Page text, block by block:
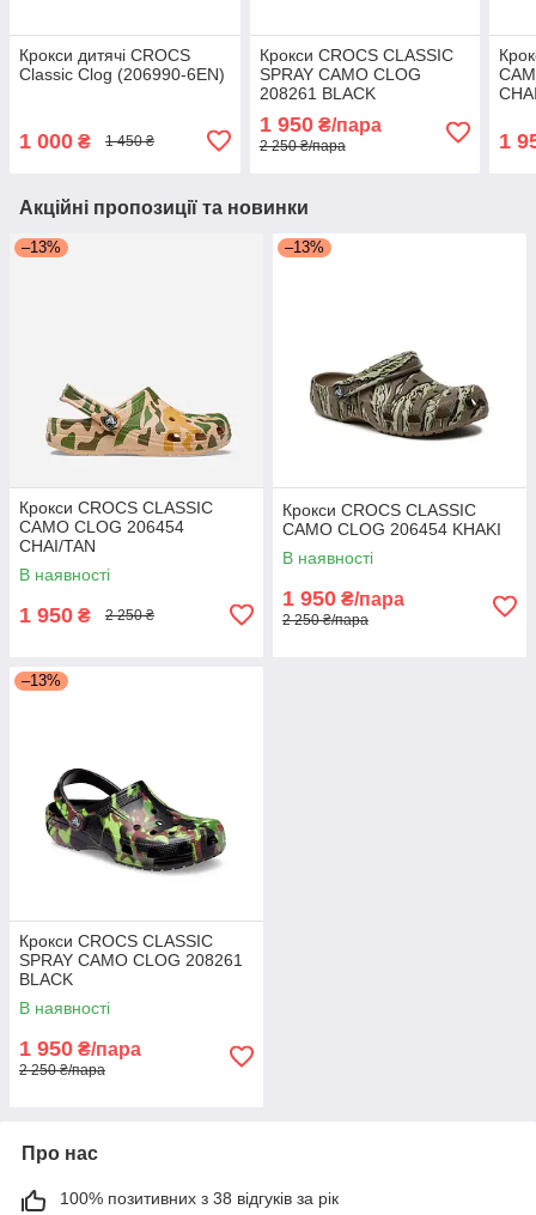
Крокси дитячі CROCS
Classic Clog (206990-6EN)
1 000 ₴ 1 450 ₴
Крокси CROCS CLASSIC
SPRAY CAMO CLOG
208261 BLACK
1 950₴/пара
2 250 ₴/пара 1
Акційні пропозиції та новинки
–13%
Крокси CROCS CLASSIC
CAMO CLOG 206454
CHAI/TAN
В наявності
1 950 ₴ 2 250 ₴
–13%
Крокси CROCS CLASSIC
CAMO CLOG 206454 KHAKI
В наявності
1 950 ₴/пара
2 250 ₴/пара
–13%
Крокси CROCS CLASSIC
SPRAY CAMO CLOG 208261
BLACK
В наявності
1 950 ₴/пара
2 250 ₴/пара
Про нас
100% позитивних з 38 відгуків за рік